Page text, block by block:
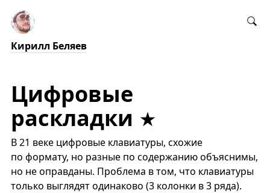
Кирилл Беляев
Цифровые
раскладки
В 21 веке цифровые клавиатуры, схожие
по формату, но разные по содержанию объяснимы,
но не оправданы. Проблема в том, что клавиатуры
только выглядят одинаково (3 колонки в 3 ряда).